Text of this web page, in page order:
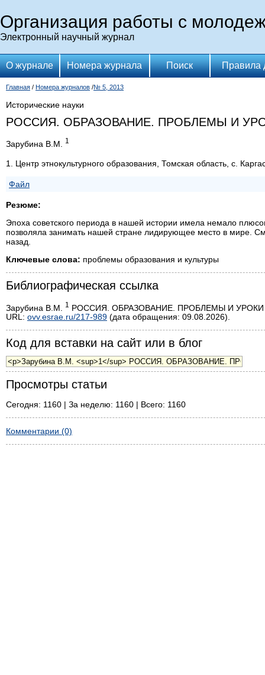
Организация работы с
Электронный научный журнал
О журнале Номера журнала Поиск Правила
Главная / Номера журналов /№ 5, 2013
Исторические науки
РОССИЯ. ОБРАЗОВАНИЕ. ПРОБЛЕМЫ И
Зарубина В.М. 1
1. Центр этнокультурного образования, Томская область, с.
Файл
Резюме:
Эпоха советского периода в нашей истории имела немало
позволяла занимать нашей стране лидирующее место в мире.
назад.
Ключевые слова: проблемы образования и культуры
Библиографическая ссылка
Зарубина В.М. 1
РОССИЯ. ОБРАЗОВАНИЕ. ПРОБЛЕМЫ И УРОКИ
URL: ovv.esrae.ru/217-989 (дата обращения: 09.08.2026).
Код для вставки на сайт или в блог
Просмотры статьи
Сегодня: 1160 | За неделю: 1160 | Всего: 1160
Комментарии (0)